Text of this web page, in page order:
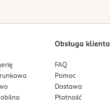
Obsługa klienta
FAQ
Pomoc
Dostawa
Płatność